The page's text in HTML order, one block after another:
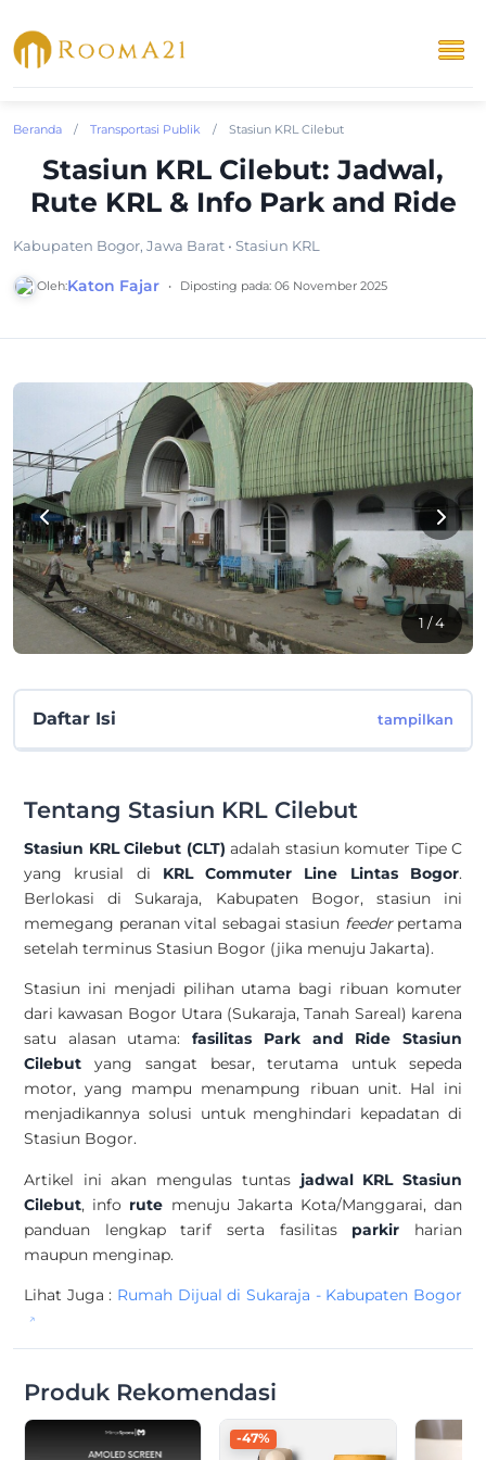
Beranda / Transportasi Publik / Stasiun KRL Cilebut
Stasiun KRL Cilebut: Jadwal,
Rute KRL & Info Park and Ride
Kabupaten Bogor, Jawa Barat • Stasiun KRL
Oleh:Katon Fajar • Diposting pada: 06 November 2025
1 / 4
Daftar Isi tampilkan
Tentang Stasiun KRL Cilebut
Stasiun KRL Cilebut (CLT) adalah stasiun komuter Tipe C
yang krusial di KRL Commuter Line Lintas Bogor.
Berlokasi di Sukaraja, Kabupaten Bogor, stasiun ini
memegang peranan vital sebagai stasiun feederpertama
setelah terminus Stasiun Bogor (jika menuju Jakarta).
Stasiun ini menjadi pilihan utama bagi ribuan komuter
dari kawasan Bogor Utara (Sukaraja, Tanah Sareal) karena
satu alasan utama:fasilitas Park and Ride Stasiun
Cilebut yang sangat besar, terutama untuk sepeda
motor, yang mampu menampung ribuan unit. Hal ini
menjadikannya solusi untuk menghindari kepadatan di
Stasiun Bogor.
Artikel ini akan mengulas tuntas jadwal KRL Stasiun
Cilebut, info rute menuju Jakarta Kota/Manggarai, dan
panduan lengkap tarif serta fasilitas parkir harian
maupun menginap.
Lihat Juga : Rumah Dijual di Sukaraja - Kabupaten Bogor
Produk Rekomendasi
-47%